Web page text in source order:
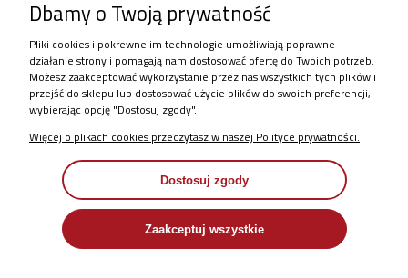
Więcej opinii
REALIZACJA ZAMÓWIENIA
BEZPIECZNY I WYGODNY ZAKUP
MOJE KONTO
Dbamy o Twoją prywatność
Pliki cookies i pokrewne im technologie umożliwiają poprawne
działanie strony i pomagają nam dostosować ofertę do Twoich potrzeb.
Możesz zaakceptować wykorzystanie przez nas wszystkich tych plików i
przejść do sklepu lub dostosować użycie plików do swoich preferencji,
wybierając opcję "Dostosuj zgody".
Więcej o plikach cookies przeczytasz w naszej Polityce prywatności.
Dostosuj zgody
Zaakceptuj wszystkie